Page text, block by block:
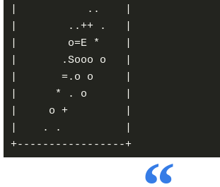
|           ..    |
|        ..++ .   |
|        o=E *    |
|       .Sooo o   |
|       =.o o     |
|      * . o      |
|     o +         |
|    . .          |